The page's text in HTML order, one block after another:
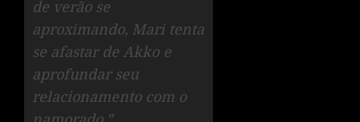
de verão se
aproximando, Mari tenta
se afastar de Akko e
aprofundar seu
relacionamento com o